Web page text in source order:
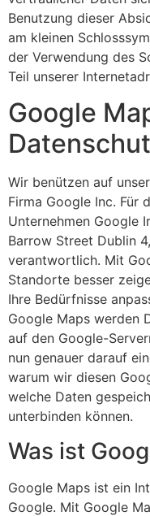
Benutzung dieser
am kleinen
der Verwendung des
Teil unserer
Google
Wir benützen auf
Firma Google Inc. Für
Unternehmen Google
Barrow Street Dublin
verantwortlich. Mit
Standorte besser
Ihre Bedürfnisse
Google Maps werden
auf den Google-
nun genauer darauf
warum wir diesen
welche Daten
unterbinden können.
Was ist
Google Maps ist ein
Google. Mit Google